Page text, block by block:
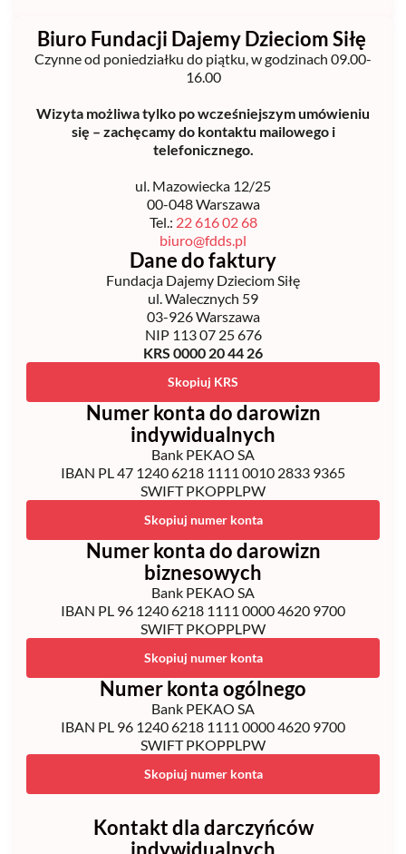
Biuro Fundacji Dajemy Dzieciom Siłę
Czynne od poniedziałku do piątku, w godzinach 09.00-
16.00
Wizyta możliwa tylko po wcześniejszym umówieniu
się – zachęcamy do kontaktu mailowego i
telefonicznego.
ul. Mazowiecka 12/25
00-048 Warszawa
Tel.: 22 616 02 68
biuro@fdds.pl
Dane do faktury
Fundacja Dajemy Dzieciom Siłę
ul. Walecznych 59
03-926 Warszawa
NIP 113 07 25 676
KRS 0000 20 44 26
Skopiuj KRS
Numer konta do darowizn
indywidualnych
Bank PEKAO SA
IBAN PL 47 1240 6218 1111 0010 2833 9365
SWIFT PKOPPLPW
Skopiuj numer konta
Numer konta do darowizn
biznesowych
Bank PEKAO SA
IBAN PL 96 1240 6218 1111 0000 4620 9700
SWIFT PKOPPLPW
Skopiuj numer konta
Numer konta ogólnego
Bank PEKAO SA
IBAN PL 96 1240 6218 1111 0000 4620 9700
SWIFT PKOPPLPW
Skopiuj numer konta
Kontakt dla darczyńców